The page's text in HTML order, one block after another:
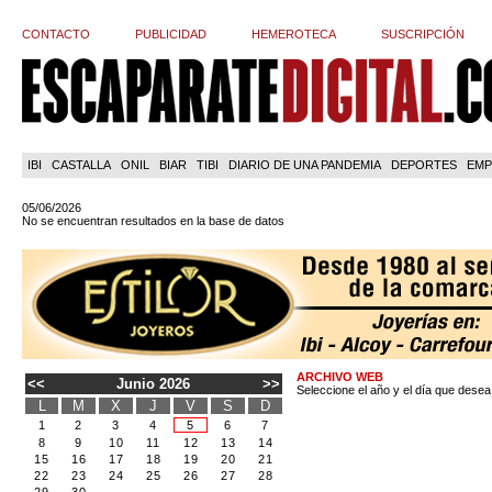
CONTACTO PUBLICIDAD HEMEROTECA SUSCRIPCIÓN
IBI CASTALLA ONIL BIAR TIBI DIARIO DE UNA PANDEMIA DEPORTES
05/06/2026
No se encuentran resultados en la base de datos
<< Junio 2026
>>
L
M X J V S D
1 2 3 4 5 6
7
8
9 10 11 12 13
14
15
16 17 18 19 20
21
22
23 24 25 26 27
28
ARCHIVO WEB
Seleccione el año y el día que